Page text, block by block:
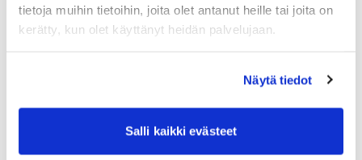
tietoja muihin tietoihin, joita olet antanut heille tai joita on
kerätty, kun olet käyttänyt heidän palvelujaan.
Näytä tiedot
Salli kaikki evästeet
Incoterms
Skicka personliga tillhörigheter utomlands
VOEC